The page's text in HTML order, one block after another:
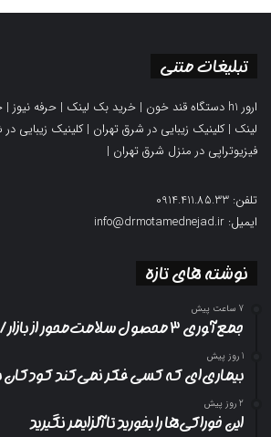
تبلیغات متنی
ارور h1 دستگاه قند خون | خرید بک لینک | حرفه نیوز |
لینک |کلینیک زیبایی در شرق تهران |کلینیک زیبایی
فیزیوتراپی در منزل شرق تهران |
تلفن: 0914.411.85.33
ایمیل: info@drmotamednejad.ir
نوشته های تازه
7 ساعت پیش
جمع آوری ۳ محصول سلامت‌محور از بازار/ اسامی
1 روز پیش
بیماری‌ای که کسی فکر نمی‌کند کودکان
2 روز پیش
این خوراکی‌ها را بخورید تا آلزایمر نگیرید